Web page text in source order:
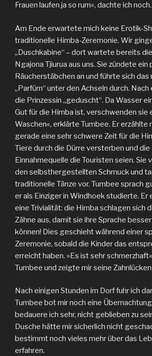
Frauen laufen ja so rum«, dachte ich noch.
Am Ende erwartete mich keine Erotik-
traditionelle Himba-Zeremonie. Wir
„Duschkabine“ – dort wartete bereits
Ngajona Tjiurua aus uns. Sie zündete ein
Räucherstäbchen an und führte sich das
„Parfüm“ unter den Achseln durch.
die Prinzessin „geduscht“. Da Wasser
Gut für die Himba ist, verschwenden sie
Waschen«, erklärte Tumbee. Er erzählte
gerade eine sehr schwere Zeit für die
Tiere durch die Dürre versterben und die
Einnahmequelle die Touristen seien. Sie
den selbsthergestellten Schmuck und
traditionelle Tänze vor. Tumbee sprach
er als Einziger in Windhoek studierte. Er
eine Trivialität: die Himba schlagen sich
Zähne aus, damit sie ihre Sprache
können! Dies geschieht während einer
Zeremonie, sobald die Kinder das
erreicht haben. »Es ist sehr
Tumbee und zeigte mir seine
Nach einigen Stunden im Dorf fuhr ich
Tumbee bot mir noch eine
bedauere ich sehr, nicht geblieben zu
Dusche hätte mir sicherlich nicht
bestimmt noch vieles mehr über das
erfahren.